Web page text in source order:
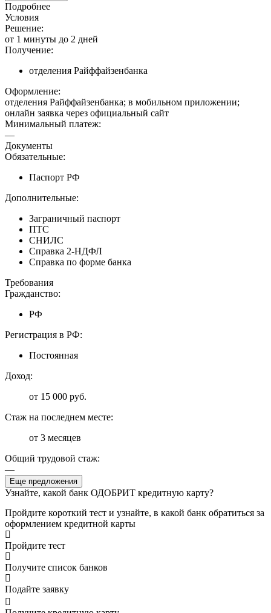
Подробнее
Условия
Решение:
от 1 минуты до 2 дней
Получение:
отделения Райффайзенбанка
Оформление:
отделения Райффайзенбанка; в мобильном приложении;
онлайн заявка через официальный сайт
Минимальный платеж:
—
Документы
Обязательные:
Паспорт РФ
Дополнительные:
Заграничный паспорт
ПТС
СНИЛС
Справка 2-НДФЛ
Справка по форме банка
Требования
Гражданство:
РФ
Регистрация в РФ:
Постоянная
Доход:
от 15 000 руб.
Стаж на последнем месте:
от 3 месяцев
Общий трудовой стаж:
—
Еще предложения
Узнайте, какой банк ОДОБРИТ кредитную карту?
Пройдите короткий тест и узнайте, в какой банк обратиться за
оформлением кредитной карты
Пройдите тест
Получите список банков
Подайте заявку